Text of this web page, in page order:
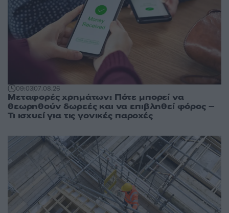
09:0307.08.26
Μεταφορές χρημάτων: Πότε μπορεί να
θεωρηθούν δωρεές και να επιβληθεί φόρος –
Τι ισχυεί για τις γονικές παροχές